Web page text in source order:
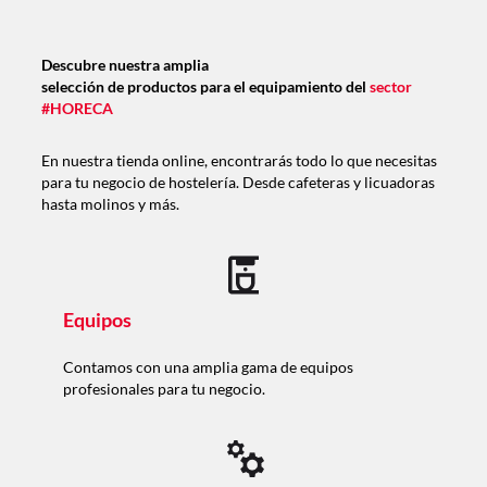
Descubre nuestra amplia
selección de productos para el equipamiento del sector
#HORECA
En nuestra tienda online, encontrarás todo lo que necesitas
para tu negocio de hostelería. Desde cafeteras y licuadoras
hasta molinos y más.
Equipos
Contamos con una amplia gama de equipos
profesionales para tu negocio.